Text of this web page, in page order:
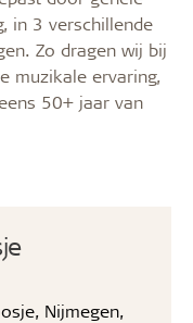
Nijmegen,
in 3 verschillende
Zo dragen wij bij
muzikale ervaring,
50+ jaar van